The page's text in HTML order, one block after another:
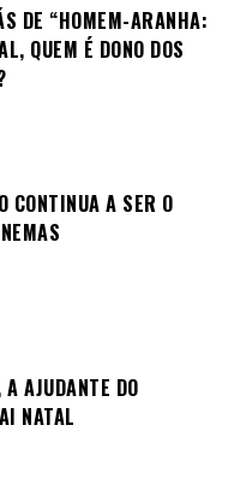
DE “HOMEM-ARANHA:
QUEM É DONO DOS
CONTINUA A SER O
AJUDANTE DO
NATAL